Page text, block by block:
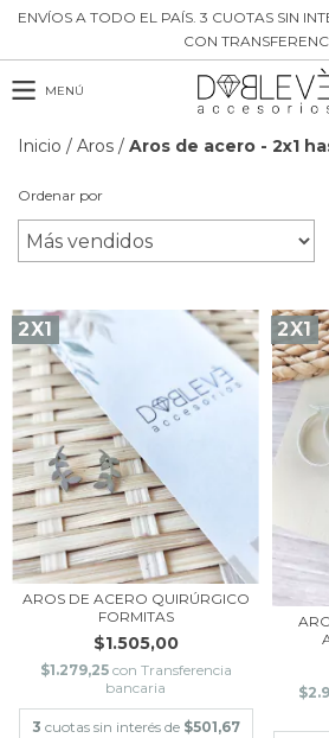
ENVÍOS A TODO EL PAÍS. 3 CUOTAS SIN
CON
MENÚ
Inicio / Aros / Aros de acero - 2x1
Ordenar por
2X1
AROS DE ACERO QUIRÚRGICO
FORMITAS
$1.505,00
$1.279,25 con Transferencia
bancaria
3 cuotas sin interés de $501,67
2X1